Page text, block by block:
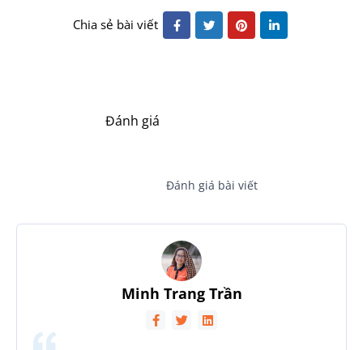
Chia sẻ bài viết
Đánh giá
Đánh giá bài viết
Minh Trang Trần